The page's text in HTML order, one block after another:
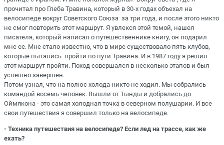
прочитал про Глеба Травина, который в 30-х годах объехал на
велосипеде вокруг Советского Союза за три года, и после этого никто
не смог повторить этот маршрут. Я увлекся этой темой, нашел
писателя, который написал о путешественнике книгу, он подарил
мне ее. Мне стало известно, что в мире существовало пять клубов,
которые пытались пройти по пути Травина. И в 1987 году я решил
этот маршрут пройти. Поход совершался в несколько этапов и был
успешно завершен.
Потом узнал, что на полюс холода никто не ходил. Мы собрались
командой восемь человек. Вышли от Тынды и добрались до
Оймякона - это самая холодная точка в северном полушарии. И все
свои путешествия я совершил только на велосипеде.
- Техника путешествия на велосипеде? Если лед на трассе, как же
ехать?